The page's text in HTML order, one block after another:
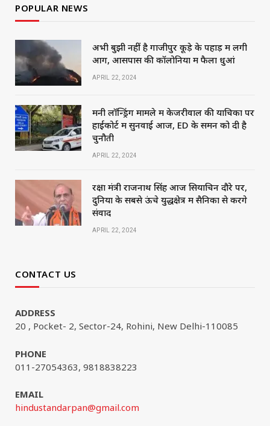
POPULAR NEWS
अभी बुझी नहीं है गाजीपुर कूड़े के पहाड़ में लगी
आग, आसपास की कॉलोनियों में फैला धुआं
APRIL 22, 2024
मनी लॉन्ड्रिंग मामले में केजरीवाल की याचिका पर
हाईकोर्ट में सुनवाई आज, ED के समन को दी है
चुनौती
APRIL 22, 2024
रक्षा मंत्री राजनाथ सिंह आज सियाचिन दौरे पर,
दुनिया के सबसे ऊंचे युद्धक्षेत्र में सैनिकों से करेंगे
संवाद
APRIL 22, 2024
CONTACT US
ADDRESS
20 , Pocket- 2, Sector-24, Rohini, New Delhi-110085
PHONE
011-27054363, 9818838223
EMAIL
hindustandarpan@gmail.com